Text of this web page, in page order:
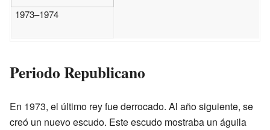
1973–1974
Periodo Republicano
En 1973, el último rey fue derrocado. Al año siguiente, se
creó un nuevo escudo. Este escudo mostraba un águila